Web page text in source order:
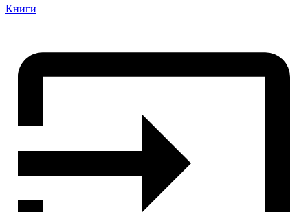
Книги